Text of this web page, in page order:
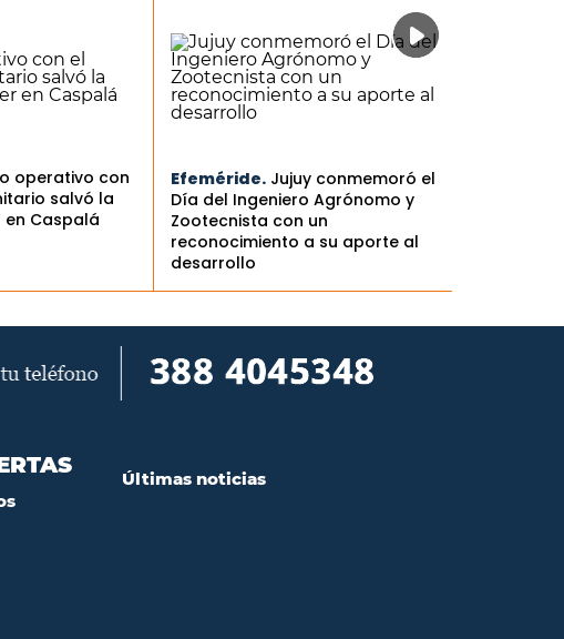
operativo con
salvó la
en Caspalá
Efeméride. Jujuy conmemoró el
Día del Ingeniero Agrónomo y
Zootecnista con un
reconocimiento a su aporte al
desarrollo
Últimas noticias